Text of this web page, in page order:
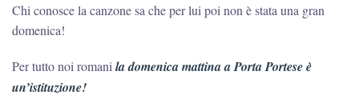
Chi conosce la canzone sa che per lui poi non è stata una gran
domenica!
Per tutto noi romani la domenica mattina a Porta Portese è
un’istituzione!